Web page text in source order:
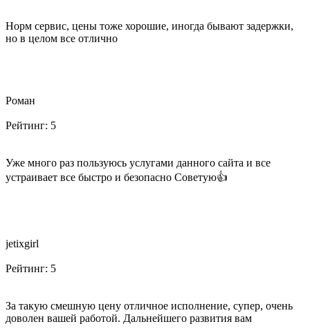
Норм сервис, цены тоже хорошие, иногда бывают задержки,
но в целом все отлично
Роман
Рейтинг: 5
Уже много раз пользуюсь услугами данного сайта и все
устраивает все быстро и безопасно Советую👍
jetixgirl
Рейтинг: 5
За такую смешную цену отличное исполнение, супер, очень
доволен вашей работой. Дальнейшего развития вам